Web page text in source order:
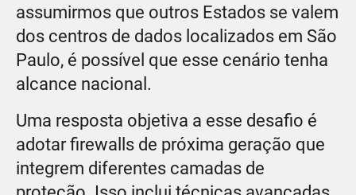
assumirmos que outros Estados se valem
dos centros de dados localizados em São
Paulo, é possível que esse cenário tenha
alcance nacional.
Uma resposta objetiva a esse desafio é
adotar firewalls de próxima geração que
integrem diferentes camadas de